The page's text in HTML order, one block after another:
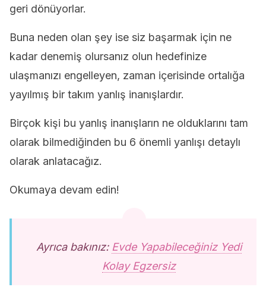
geri dönüyorlar.
Buna neden olan şey ise siz başarmak için ne
kadar denemiş olursanız olun hedefinize
ulaşmanızı engelleyen, zaman içerisinde ortalığa
yayılmış bir takım yanlış inanışlardır.
Birçok kişi bu yanlış inanışların ne olduklarını tam
olarak bilmediğinden bu 6 önemli yanlışı detaylı
olarak anlatacağız.
Okumaya devam edin!
Ayrıca bakınız: Evde Yapabileceğiniz Yedi
Kolay Egzersiz